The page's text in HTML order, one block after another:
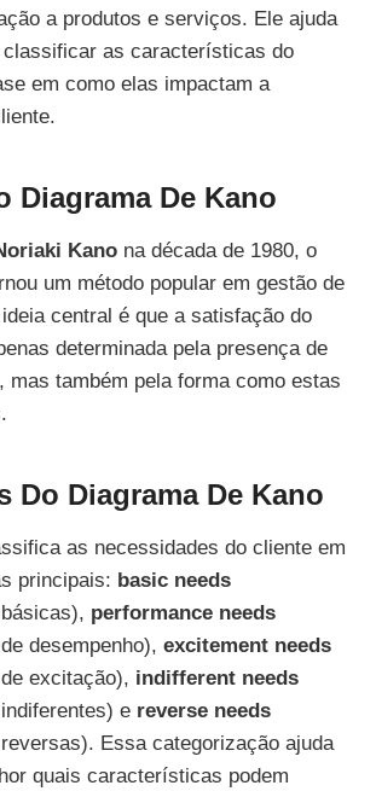
a produtos e serviços. Ele ajuda
as características do
em como elas impactam a
Diagrama De Kano
Kano na década de 1980, o
um método popular em gestão de
central é que a satisfação do
determinada pela presença de
também pela forma como estas
Do Diagrama De Kano
as necessidades do cliente em
principais: basic needs
performance needs
desempenho), excitement needs
excitação), indifferent needs
e reverse needs
Essa categorização ajuda
quais características podem